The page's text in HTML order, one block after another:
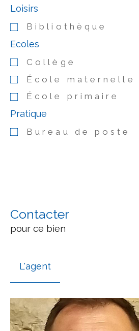
Loisirs
Bibliothèque
Ecoles
Collège
École maternelle
École primaire
Pratique
Bureau de poste
Contacter
pour ce bien
L'agent